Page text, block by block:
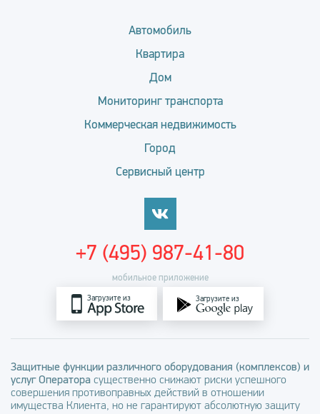
Автомобиль
Квартира
Дом
Мониторинг транспорта
Коммерческая недвижимость
Город
Сервисный центр
мобильное приложение
Загрузите из Загрузите из
+7 (495) 987-41-80
Защитные функции различного оборудования (комплексов) и
услуг Оператора существенно снижают риски успешного
совершения противоправных действий в отношении
имущества Клиента, но не гарантируют абсолютную защиту